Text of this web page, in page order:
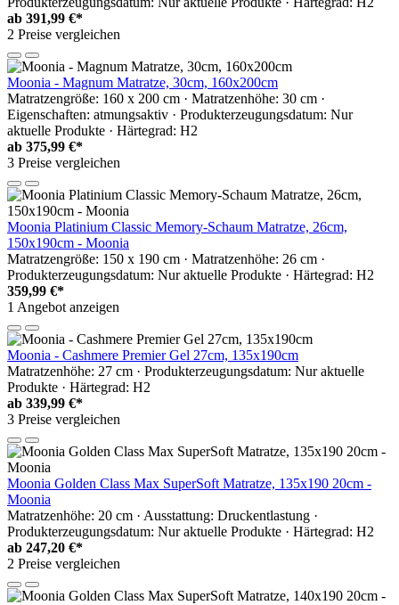
ab 391,99 €*
2 Preise vergleichen
Moonia - Magnum Matratze, 30cm, 160x200cm
Matratzengröße: 160 x 200 cm · Matratzenhöhe: 30 cm ·
Eigenschaften: atmungsaktiv · Produkterzeugungsdatum: Nur
aktuelle Produkte · Härtegrad: H2
ab 375,99 €*
3 Preise vergleichen
Moonia Platinium Classic Memory-Schaum Matratze, 26cm,
150x190cm - Moonia
Matratzengröße: 150 x 190 cm · Matratzenhöhe: 26 cm ·
Produkterzeugungsdatum: Nur aktuelle Produkte · Härtegrad: H2
359,99 €*
1 Angebot anzeigen
Moonia - Cashmere Premier Gel 27cm, 135x190cm
Matratzenhöhe: 27 cm · Produkterzeugungsdatum: Nur aktuelle
Produkte · Härtegrad: H2
ab 339,99 €*
3 Preise vergleichen
Moonia Golden Class Max SuperSoft Matratze, 135x190 20cm -
Moonia
Matratzenhöhe: 20 cm · Ausstattung: Druckentlastung ·
Produkterzeugungsdatum: Nur aktuelle Produkte · Härtegrad: H2
ab 247,20 €*
2 Preise vergleichen